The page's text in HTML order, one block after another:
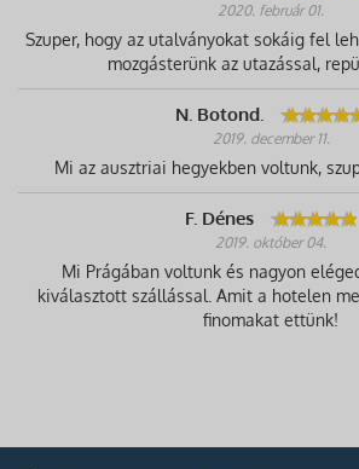
2020. február 01.
Szuper, hogy az utalványokat sokáig fel
mozgásterünk az utazással,
N. Botond.
2019. december 11.
Mi az ausztriai hegyekben voltunk,
F. Dénes
2019. október 04.
Mi Prágában voltunk és nagyon
kiválasztott szállással. Amit a hotelen
finomakat ettünk!